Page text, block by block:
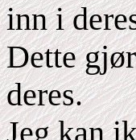
inn i
Dette
deres.
Jeg kan